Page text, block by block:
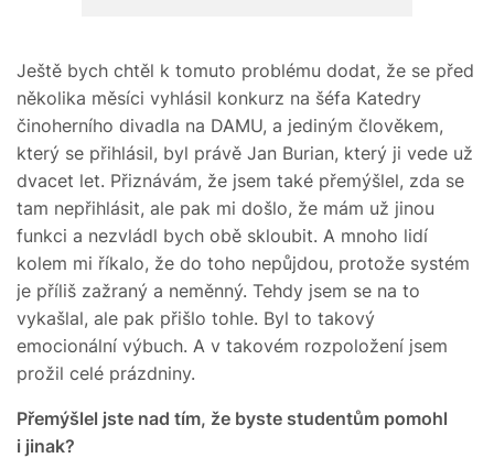
Ještě bych chtěl k tomuto problému dodat, že se před
několika měsíci vyhlásil konkurz na šéfa Katedry
činoherního divadla na DAMU, a jediným člověkem,
který se přihlásil, byl právě Jan Burian, který ji vede už
dvacet let. Přiznávám, že jsem také přemýšlel, zda se
tam nepřihlásit, ale pak mi došlo, že mám už jinou
funkci a nezvládl bych obě skloubit. A mnoho lidí
kolem mi říkalo, že do toho nepůjdou, protože systém
je příliš zažraný a neměnný. Tehdy jsem se na to
vykašlal, ale pak přišlo tohle. Byl to takový
emocionální výbuch. A v takovém rozpoložení jsem
prožil celé prázdniny.
Přemýšlel jste nad tím, že byste studentům pomohl
i jinak?